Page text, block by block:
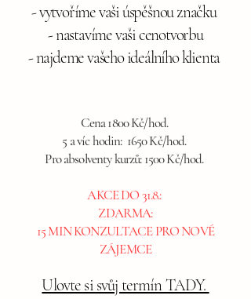
- vytvoříme vaši úspěšnou značku
- nastavíme vaši cenotvorbu
- najdeme vašeho ideálního klienta
Cena 1800 Kč/hod.
5 a víc hodin: 1650 Kč/hod.
Pro absolventy kurzů: 1500 Kč/hod.
AKCE DO 31.8.:
ZDARMA:
15 MIN KONZULTACE PRO NOVÉ
ZÁJEMCE
Ulovte si svůj termín TADY.